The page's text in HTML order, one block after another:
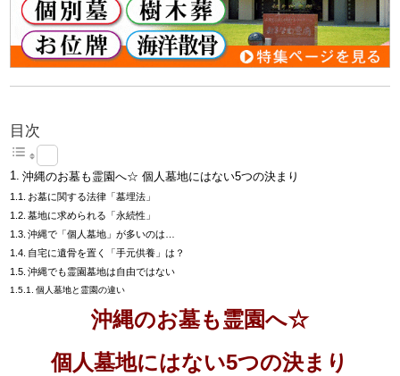
目次
沖縄のお墓も霊園へ☆ 個人墓地にはない5つの決まり
お墓に関する法律「墓埋法」
墓地に求められる「永続性」
沖縄で「個人墓地」が多いのは…
自宅に遺骨を置く「手元供養」は？
沖縄でも霊園墓地は自由ではない
個人墓地と霊園の違い
沖縄のお墓も霊園へ☆
個人墓地にはない5つの決まり